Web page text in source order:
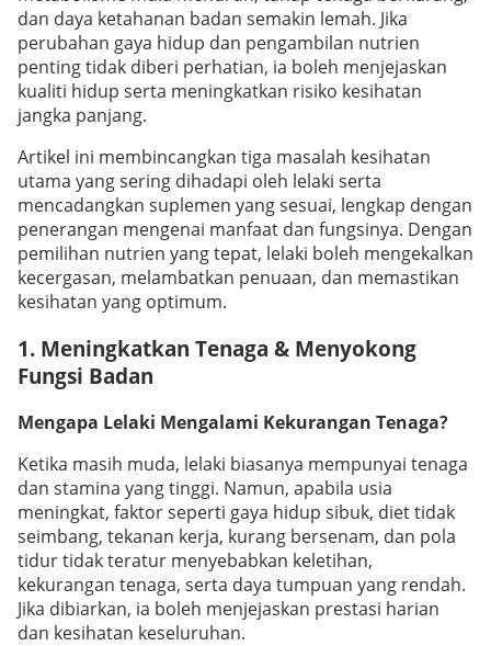
dan daya ketahanan badan semakin lemah. Jika
perubahan gaya hidup dan pengambilan nutrien
penting tidak diberi perhatian, ia boleh menjejaskan
kualiti hidup serta meningkatkan risiko kesihatan
jangka panjang.
Artikel ini membincangkan tiga masalah kesihatan
utama yang sering dihadapi oleh lelaki serta
mencadangkan suplemen yang sesuai, lengkap dengan
penerangan mengenai manfaat dan fungsinya. Dengan
pemilihan nutrien yang tepat, lelaki boleh mengekalkan
kecergasan, melambatkan penuaan, dan memastikan
kesihatan yang optimum.
1. Meningkatkan Tenaga & Menyokong
Fungsi Badan
Mengapa Lelaki Mengalami Kekurangan Tenaga?
Ketika masih muda, lelaki biasanya mempunyai tenaga
dan stamina yang tinggi. Namun, apabila usia
meningkat, faktor seperti gaya hidup sibuk, diet tidak
seimbang, tekanan kerja, kurang bersenam, dan pola
tidur tidak teratur menyebabkan keletihan,
kekurangan tenaga, serta daya tumpuan yang rendah.
Jika dibiarkan, ia boleh menjejaskan prestasi harian
dan kesihatan keseluruhan.